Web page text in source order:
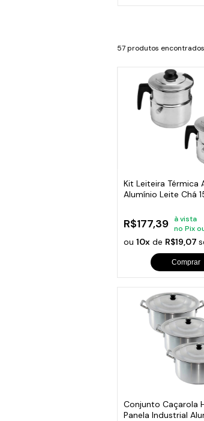
57 produtos encontrados
Kit Leiteira Térmica
Alumínio Leite Chá
R$177,39
à vista
no Pix
ou10x de R$19,07
Comprar
Conjunto Caçarola
Panela Industrial